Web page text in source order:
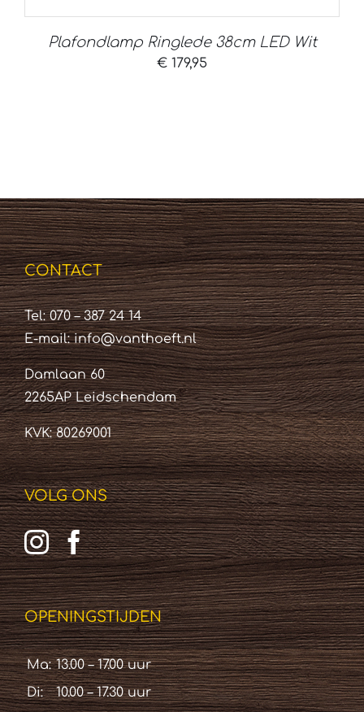
Plafondlamp Ringlede 38cm LED Wit
€ 179,95
CONTACT
Tel: 070 – 387 24 14
E-mail:info@vanthoeft.nl
Damlaan 60
2265AP Leidschendam
KVK: 80269001
VOLG ONS
OPENINGSTIJDEN
Ma: 13.00 – 17.00 uur
Di:
10.00 – 17.30 uur